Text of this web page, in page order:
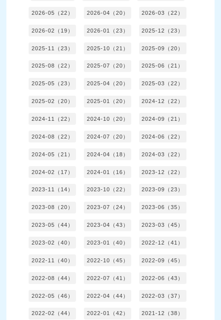
2026-05（22） 2026-04（20） 2026-03（22）
2026-02（19） 2026-01（23） 2025-12（23）
2025-11（23） 2025-10（21） 2025-09（20）
2025-08（22） 2025-07（20） 2025-06（21）
2025-05（23） 2025-04（20） 2025-03（22）
2025-02（20） 2025-01（20） 2024-12（22）
2024-11（22） 2024-10（20） 2024-09（21）
2024-08（22） 2024-07（20） 2024-06（22）
2024-05（21） 2024-04（18） 2024-03（22）
2024-02（17） 2024-01（16） 2023-12（22）
2023-11（14） 2023-10（22） 2023-09（23）
2023-08（20） 2023-07（24） 2023-06（35）
2023-05（44） 2023-04（43） 2023-03（45）
2023-02（40） 2023-01（40） 2022-12（41）
2022-11（40） 2022-10（45） 2022-09（45）
2022-08（44） 2022-07（41） 2022-06（43）
2022-05（46） 2022-04（44） 2022-03（37）
2022-02（44） 2022-01（42） 2021-12（38）